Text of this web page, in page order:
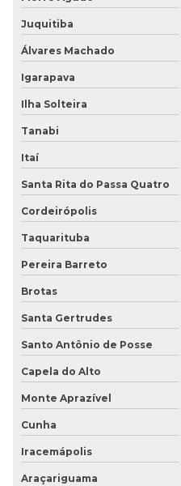
Juquitiba
Álvares Machado
Igarapava
Ilha Solteira
Tanabi
Itaí
Santa Rita do Passa Quatro
Cordeirópolis
Taquarituba
Pereira Barreto
Brotas
Santa Gertrudes
Santo Antônio de Posse
Capela do Alto
Monte Aprazível
Cunha
Iracemápolis
Araçariguama